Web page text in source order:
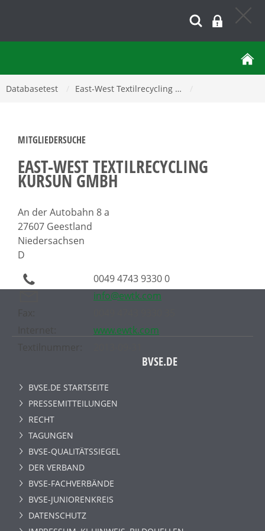
Databasetest East-West Textilrecycling …
MITGLIEDERSUCHE
EAST-WEST TEXTILRECYCLING
KURSUN GMBH
An der Autobahn 8 a
27607 Geestland
Niedersachsen
D
0049 4743 9330 0
info@ewtk.com
www.ewtk.com
BVSE.DE
BVSE.DE STARTSEITE
PRESSEMITTEILUNGEN
RECHT
TAGUNGEN
BVSE-QUALITÄTSSIEGEL
DER VERBAND
BVSE-FACHVERBÄNDE
BVSE-JUNIORENKREIS
DATENSCHUTZ